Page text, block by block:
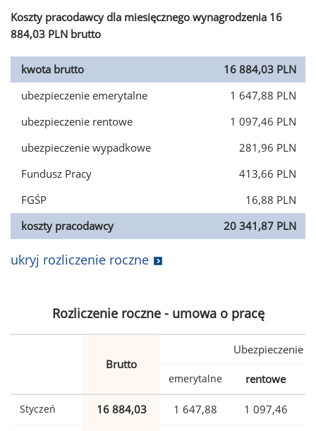
Koszty pracodawcy dla miesięcznego wynagrodzenia 16
884,03 PLN brutto
kwota brutto
16 884,03 PLN
ubezpieczenie emerytalne
1 647,88 PLN
ubezpieczenie rentowe
1 097,46 PLN
ubezpieczenie wypadkowe
281,96 PLN
Fundusz Pracy
413,66 PLN
FGŚP
16,88 PLN
koszty pracodawcy
20 341,87 PLN
ukryj rozliczenie roczne
Rozliczenie roczne - umowa o pracę
Brutto
Ubezpieczenie
emerytalne rentowe
Styczeń 16 884,03 1 647,88 1 097,46